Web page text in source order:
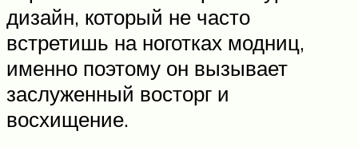
дизайн, который не часто
встретишь на ноготках модниц,
именно поэтому он вызывает
заслуженный восторг и
восхищение.